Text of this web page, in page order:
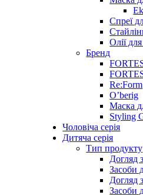
Спреї
Олії
Бренд
Re:Form
O’berig
Маска
Styling
Чоловіча серія
Дитяча серія
Тип продукту
Догляд
Засоби
Догляд
Засоби